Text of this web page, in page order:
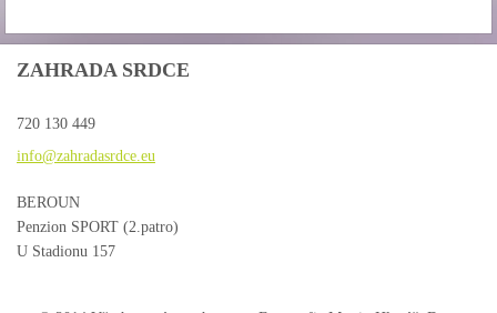
ZAHRADA SRDCE
720 130 449
info@zahradasrdce.eu
BEROUN
Penzion SPORT (2.patro)
U Stadionu 157